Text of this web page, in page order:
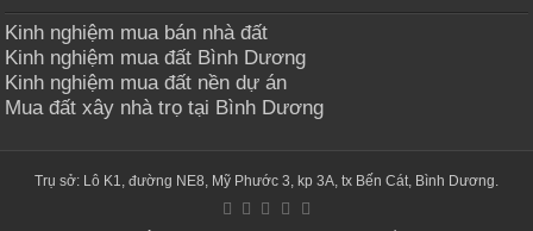
Kinh nghiệm mua bán nhà đất
Kinh nghiệm mua đất Bình Dương
Kinh nghiệm mua đất nền dự án
Mua đất xây nhà trọ tại Bình Dương
Trụ sở: Lô K1, đường NE8, Mỹ Phước 3, kp 3A, tx Bến Cát, Bình Dương.